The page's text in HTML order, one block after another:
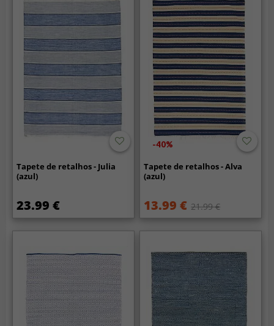
Tapete de retalhos - Julia
(azul)
23.99 €
-40%
Tapete de retalhos - Alva
(azul)
13.99 € 21.99 €